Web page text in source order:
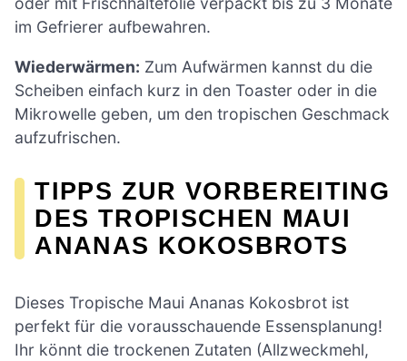
im Gefrierer aufbewahren.
Wiederwärmen: Zum Aufwärmen kannst du die
Scheiben einfach kurz in den Toaster oder in die
Mikrowelle geben, um den tropischen Geschmack
aufzufrischen.
TIPPS ZUR VORBEREITING
DES TROPISCHEN MAUI
ANANAS KOKOSBROTS
Dieses Tropische Maui Ananas Kokosbrot ist
perfekt für die vorausschauende Essensplanung!
Ihr könnt die trockenen Zutaten (Allzweckmehl,